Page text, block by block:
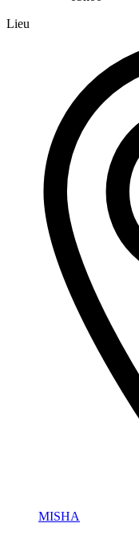
Lieu
MISHA